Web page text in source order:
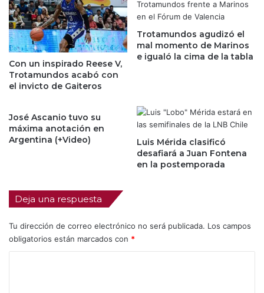
Con un inspirado Reese V,
Trotamundos acabó con
el invicto de Gaiteros
Trotamundos agudizó el
mal momento de Marinos
e igualó la cima de la tabla
José Ascanio tuvo su
máxima anotación en
Argentina (+Video)
Luis Mérida clasificó
desafiará a Juan Fontena
en la postemporada
Deja una respuesta
Tu dirección de correo electrónico no será publicada. Los campos
obligatorios están marcados con *